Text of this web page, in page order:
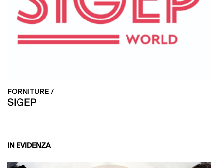
FORNITURE /
SIGEP
IN EVIDENZA